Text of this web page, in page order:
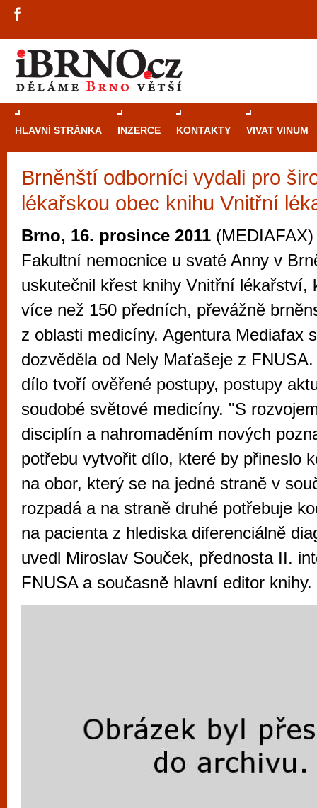
HLAVNÍ STRÁNKA INZERCE KONTAKTY VIVAT VINUM
Brněnští odborníci vydali pro
lékařskou obec knihu Vnitřní
Brno, 16. prosince 2011
Fakultní nemocnice u svaté Anny v
uskutečnil křest knihy Vnitřní lékařství,
více než 150 předních, převážně
z oblasti medicíny. Agentura Mediafax
dozvěděla od Nely Maťašeje z
dílo tvoří ověřené postupy, postupy
soudobé světové medicíny. "S
disciplín a nahromaděním nových
potřebu vytvořit dílo, které by přineslo
na obor, který se na jedné straně v
rozpadá a na straně druhé potřebuje
na pacienta z hlediska diferenciálně
uvedl Miroslav Souček, přednosta II.
FNUSA a současně hlavní editor knihy.
Průvodce
Brně: Od
Brno je
zajímavé
restaurace,
Mimo jiné je ale také místem, kde si
vyzkoušet různé kasinové hry. V
metropoli naleznete širokou nabídku her
po moderní automaty jak pro pravidelné
příležitostné hráče. V...